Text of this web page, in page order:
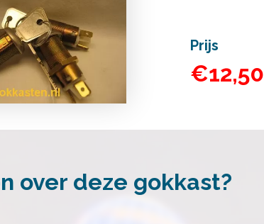
Prijs
€12,50
over deze gokkast?